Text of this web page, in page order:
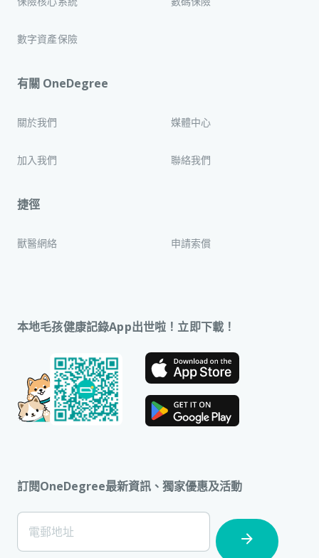
數字資產保險
有關 OneDegree
關於我們 媒體中心
加入我們 聯絡我們
捷徑
獸醫網絡 申請索償
本地毛孩健康記錄App出世啦！立即下載！
訂閱OneDegree最新資訊、獨家優惠及活動
[Footer]
Subscription
電郵地址